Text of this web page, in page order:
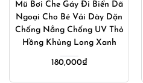
Mũ Bơi Che Gáy Đi Biển Dã
Ngoại Cho Bé Vải Dày Dặn
Chống Nắng Chống UV Thỏ
Hồng Khủng Long Xanh
180,000₫